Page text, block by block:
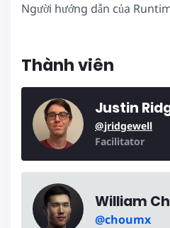
Người hướng dẫn của
Thành viên
Justin
@jridgewell
Facilitator
William
@choumx